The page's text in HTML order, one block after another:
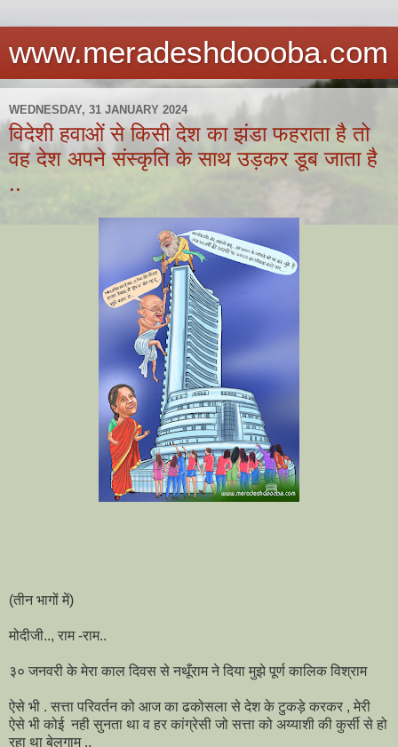
www.meradeshdoooba.com
WEDNESDAY, 31 JANUARY 2024
विदेशी हवाओं से किसी देश का झंडा फहराता है तो
वह देश अपने संस्कृति के साथ उड़कर डूब जाता है
..
(तीन भागों में)
मोदीजी.., राम -राम..
३० जनवरी के मेरा काल दिवस से नथूँराम ने दिया मुझे पूर्ण कालिक विश्राम
ऐसे भी . सत्ता परिवर्तन को आज का ढकोसला से देश के टुकड़े करकर , मेरी
ऐसे भी कोई नही सुनता था व हर कांग्रेसी जो सत्ता को अय्याशी की कुर्सी से हो
रहा था बेलगाम ..